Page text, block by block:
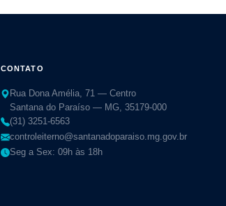
CONTATO
Rua Dona Amélia, 71 — Centro
Santana do Paraíso — MG, 35179-000
(31) 3251-6563
controleiterno@santanadoparaiso.mg.gov.br
Seg a Sex: 09h às 18h